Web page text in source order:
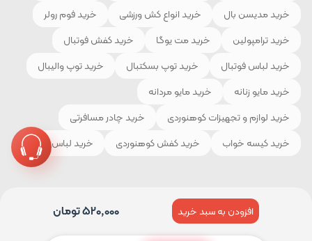
520,000تومان افزودن به سبد خرید
خرید مدیسن بال
خرید انواع کش ورزشی
خرید فوم رولر
خرید ترامپولین
خرید مت یوگا
خرید کفش فوتبال
خرید لباس فوتبال
خرید توپ بسکتبال
خرید توپ والیبال
خرید مایو زنانه
خرید مایو مردانه
خرید لوازم و تجهیزات کوهنوردی
خرید چادر مسافرتی
خرید کیسه خواب
خرید کفش کوهنوردی خرید لباس ورزشی